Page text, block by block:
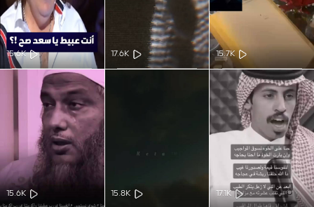
15.7K
17.6K
15.6K
17.1K
15.8K
15.6K